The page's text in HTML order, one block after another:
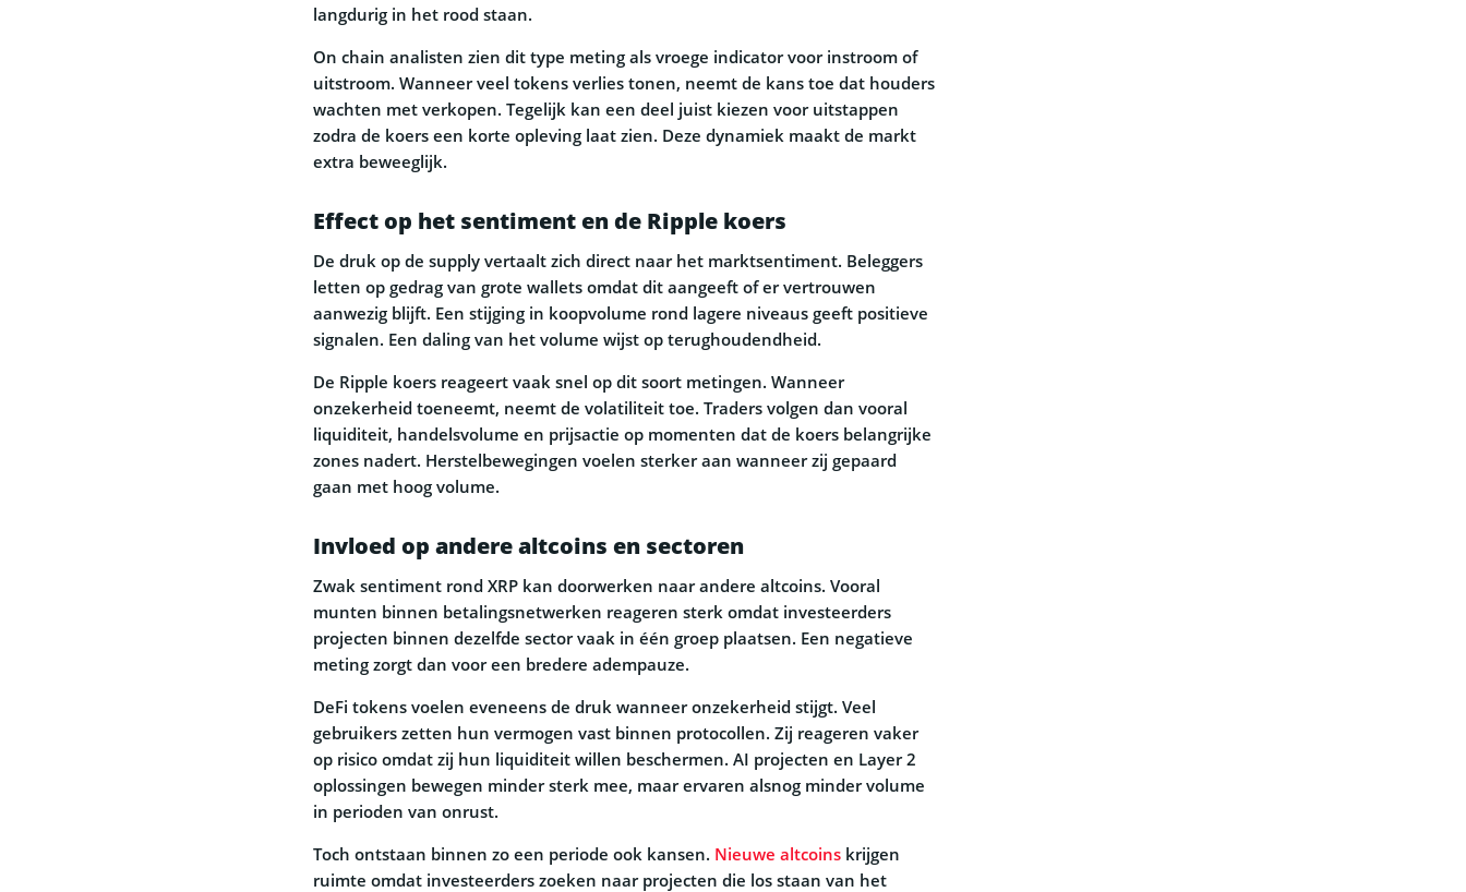
langdurig in het rood staan.
On chain analisten zien dit type meting als vroege indicator voor instroom of
uitstroom. Wanneer veel tokens verlies tonen, neemt de kans toe dat houders
wachten met verkopen. Tegelijk kan een deel juist kiezen voor uitstappen
zodra de koers een korte opleving laat zien. Deze dynamiek maakt de markt
extra beweeglijk.
Effect op het sentiment en de Ripple koers
De druk op de supply vertaalt zich direct naar het marktsentiment. Beleggers
letten op gedrag van grote wallets omdat dit aangeeft of er vertrouwen
aanwezig blijft. Een stijging in koopvolume rond lagere niveaus geeft positieve
signalen. Een daling van het volume wijst op terughoudendheid.
De Ripple koers reageert vaak snel op dit soort metingen. Wanneer
onzekerheid toeneemt, neemt de volatiliteit toe. Traders volgen dan vooral
liquiditeit, handelsvolume en prijsactie op momenten dat de koers belangrijke
zones nadert. Herstelbewegingen voelen sterker aan wanneer zij gepaard
gaan met hoog volume.
Invloed op andere altcoins en sectoren
Zwak sentiment rond XRP kan doorwerken naar andere altcoins. Vooral
munten binnen betalingsnetwerken reageren sterk omdat investeerders
projecten binnen dezelfde sector vaak in één groep plaatsen. Een negatieve
meting zorgt dan voor een bredere adempauze.
DeFi tokens voelen eveneens de druk wanneer onzekerheid stijgt. Veel
gebruikers zetten hun vermogen vast binnen protocollen. Zij reageren vaker
op risico omdat zij hun liquiditeit willen beschermen. AI projecten en Layer 2
oplossingen bewegen minder sterk mee, maar ervaren alsnog minder volume
in perioden van onrust.
Toch ontstaan binnen zo een periode ook kansen. Nieuwe altcoins krijgen
ruimte omdat investeerders zoeken naar projecten die los staan van het